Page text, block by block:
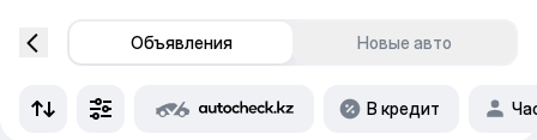
Объявления Новые авто
В кредит